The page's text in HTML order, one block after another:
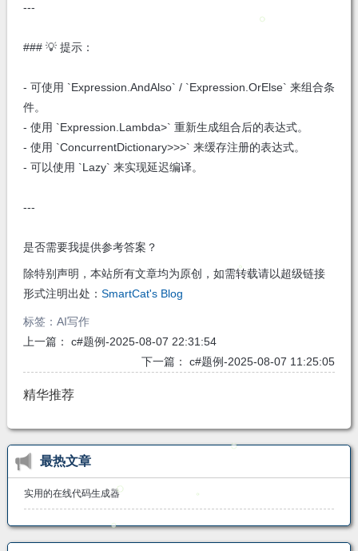
---
### 💡 提示：
- 可使用 `Expression.AndAlso` / `Expression.OrElse` 来组合条
件。
- 使用 `Expression.Lambda>` 重新生成组合后的表达式。
- 使用 `ConcurrentDictionary>>>` 来缓存注册的表达式。
- 可以使用 `Lazy` 来实现延迟编译。
---
是否需要我提供参考答案？
除特别声明，本站所有文章均为原创，如需转载请以超级链接
形式注明出处： SmartCat's Blog
标签： AI写作
上一篇： c#题例-2025-08-07 22:31:54
下一篇：c#题例-2025-08-07 11:25:05
精华推荐
最热文章
实用的在线代码生成器